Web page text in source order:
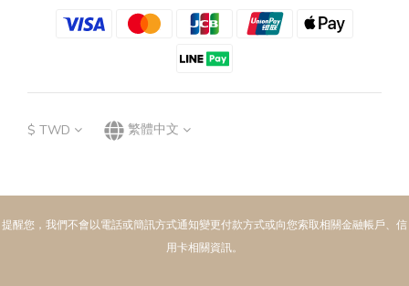
$ TWD 繁體中文
提醒您，我們不會以電話或簡訊方式通知變更付款方式或向您索取相關金融帳戶、信
用卡相關資訊。